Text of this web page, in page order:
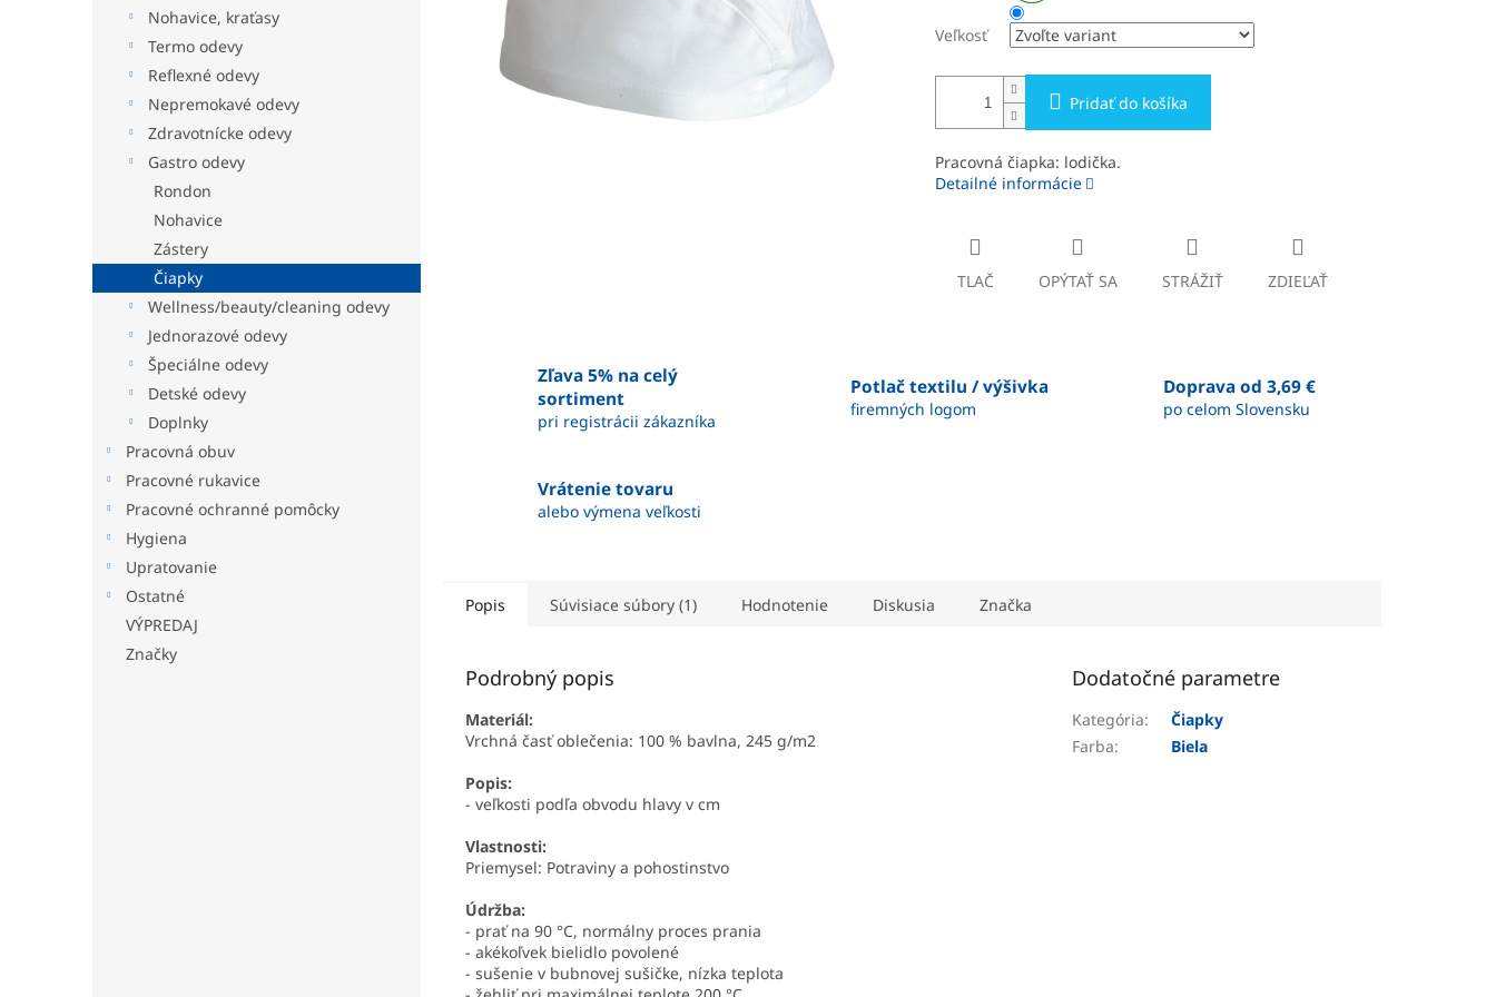
Nohavice, kraťasy
Termo odevy
Reflexné odevy
Nepremokavé odevy
Zdravotnícke odevy
Gastro odevy
Rondon
Nohavice
Zástery
Čiapky
Wellness/beauty/cleaning odevy
Jednorazové odevy
Špeciálne odevy
Detské odevy
Doplnky
Pracovná obuv
Pracovné rukavice
Pracovné ochranné pomôcky
Hygiena
Upratovanie
Ostatné
VÝPREDAJ
Značky
Veľkosť
Pridať do košíka
Pracovná čiapka: lodička.
Detailné informácie
TLAČ OPÝTAŤ SA STRÁŽIŤ ZDIEĽAŤ
Zľava 5% na celý
sortiment
pri registrácii zákazníka
Potlač textilu / výšivka
firemných logom
Doprava od 3,69 €
po celom Slovensku
Vrátenie tovaru
alebo výmena veľkosti
Popis Súvisiace súbory (1) Hodnotenie Diskusia Značka
Podrobný popis
Materiál:
Vrchná časť oblečenia: 100 % bavlna, 245 g/m2
Popis:
- veľkosti podľa obvodu hlavy v cm
Vlastnosti:
Priemysel: Potraviny a pohostinstvo
Údržba:
- prať na 90 °C, normálny proces prania
- akékoľvek bielidlo povolené
- sušenie v bubnovej sušičke, nízka teplota
Dodatočné parametre
Kategória:
Čiapky
Farba: Biela